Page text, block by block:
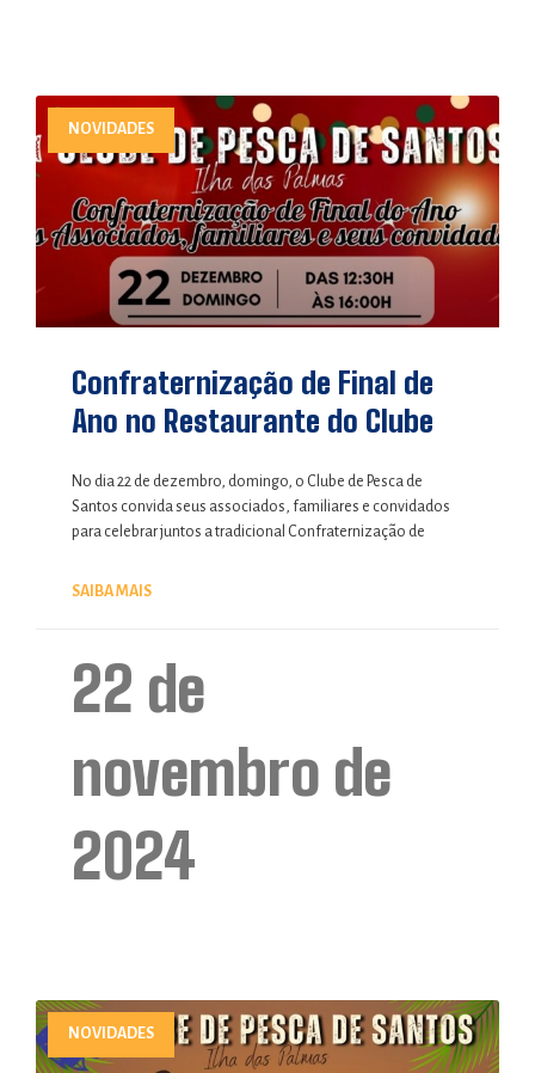
NOVIDADES
Confraternização de Final de
Ano no Restaurante do Clube
No dia 22 de dezembro, domingo, o Clube de Pesca de
Santos convida seus associados, familiares e convidados
para celebrar juntos a tradicional Confraternização de
SAIBA MAIS
22 de
novembro de
2024
NOVIDADES